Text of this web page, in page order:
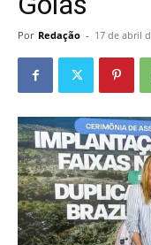
Por Redação - 17 de abril